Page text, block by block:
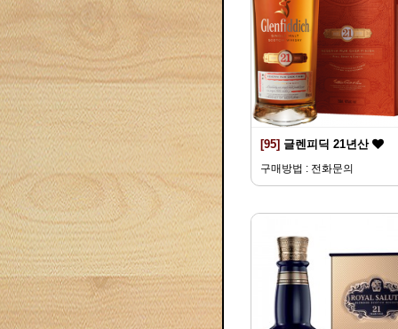
[95] 글렌피딕 21년산
구매방법 : 전화문의